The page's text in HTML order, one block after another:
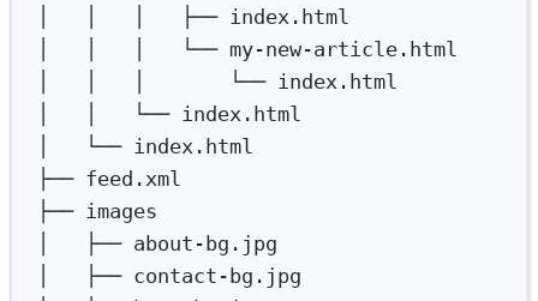
├── index.html
└── my-new-article.html
└── index.html
└── index.html
└── index.html
├── feed.xml
├── images
├── about-bg.jpg
├── contact-bg.jpg